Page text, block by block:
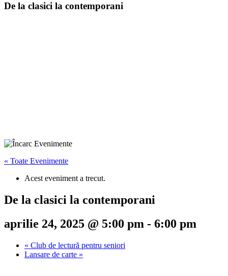
De la clasici la contemporani
« Toate Evenimente
Acest eveniment a trecut.
De la clasici la contemporani
aprilie 24, 2025 @ 5:00 pm - 6:00 pm
« Club de lectură pentru seniori
Lansare de carte »